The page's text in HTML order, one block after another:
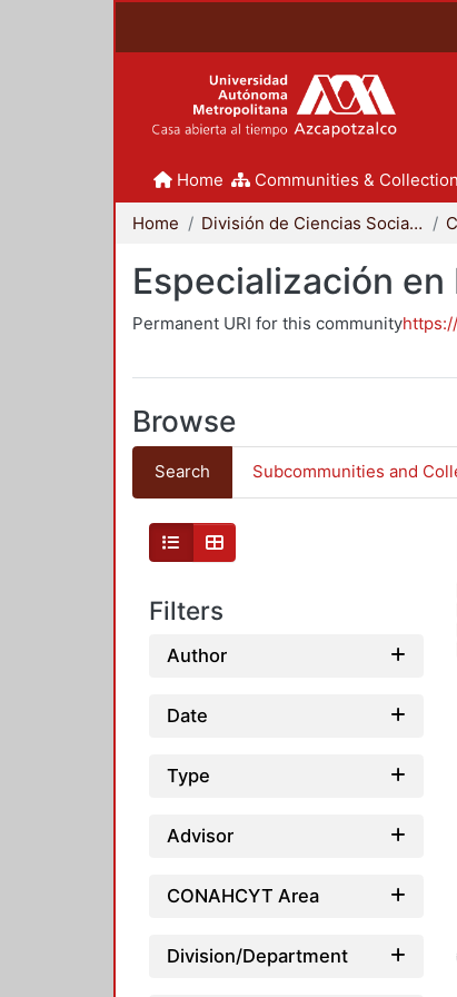
Home Communities &
Home División de Ciencias Sociales y Humanidades
Especialización
Permanent URI for this community
Browse
Search Subcommunities and
Filters
Author
Date
Type
Advisor
CONAHCYT Area
Division/Department